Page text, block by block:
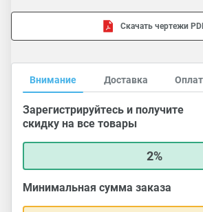
Скачать чертежи
Внимание Доставка
Зарегистрируйтесь и получите
скидку на все товары
2%
Минимальная сумма заказа